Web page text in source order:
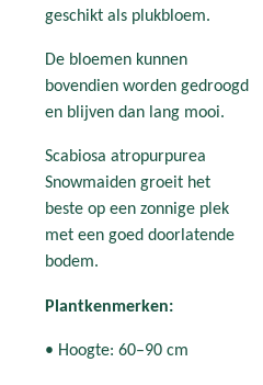
geschikt als plukbloem.
De bloemen kunnen
bovendien worden gedroogd
en blijven dan lang mooi.
Scabiosa atropurpurea
Snowmaiden groeit het
beste op een zonnige plek
met een goed doorlatende
bodem.
Plantkenmerken:
• Hoogte: 60–90 cm